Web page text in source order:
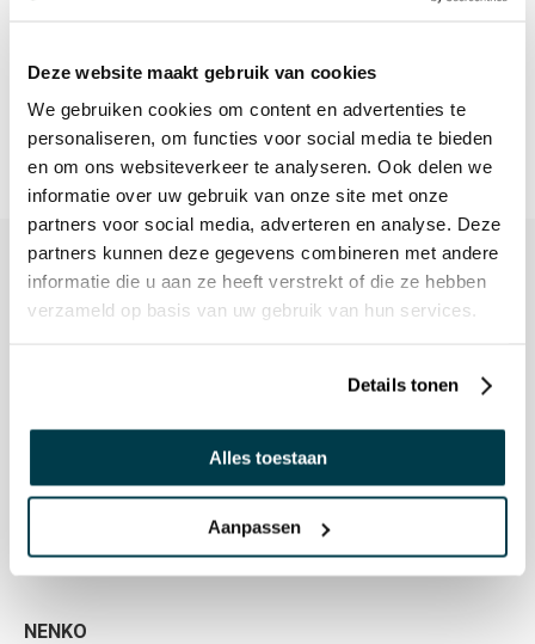
Deze website maakt gebruik van cookies
We gebruiken cookies om content en advertenties te
personaliseren, om functies voor social media te bieden
en om ons websiteverkeer te analyseren. Ook delen we
informatie over uw gebruik van onze site met onze
partners voor social media, adverteren en analyse. Deze
partners kunnen deze gegevens combineren met andere
informatie die u aan ze heeft verstrekt of die ze hebben
verzameld op basis van uw gebruik van hun services.
Details tonen
Alles toestaan
Aanpassen
KLANTENSERVICE
Bestellen & Betalen
Retourneren & Terugstorten
NENKO